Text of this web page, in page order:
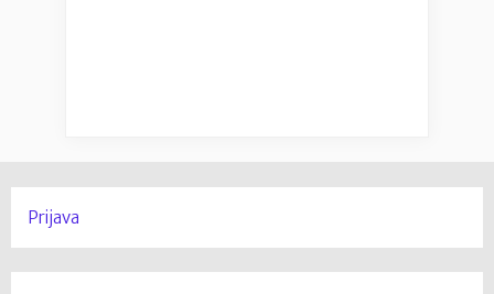
Prijava